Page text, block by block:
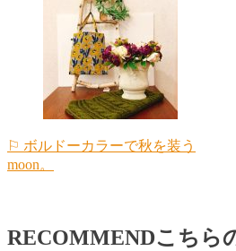
⚐ ボルドーカラーで秋を装う
moon。
RECOMMENDこちら